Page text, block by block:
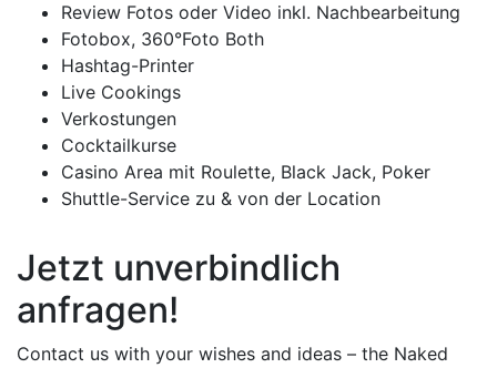
Review Fotos oder Video inkl. Nachbearbeitung
Fotobox, 360°Foto Both
Hashtag-Printer
Live Cookings
Verkostungen
Cocktailkurse
Casino Area mit Roulette, Black Jack, Poker
Shuttle-Service zu & von der Location
Jetzt unverbindlich
anfragen!
Contact us with your wishes and ideas – the Naked